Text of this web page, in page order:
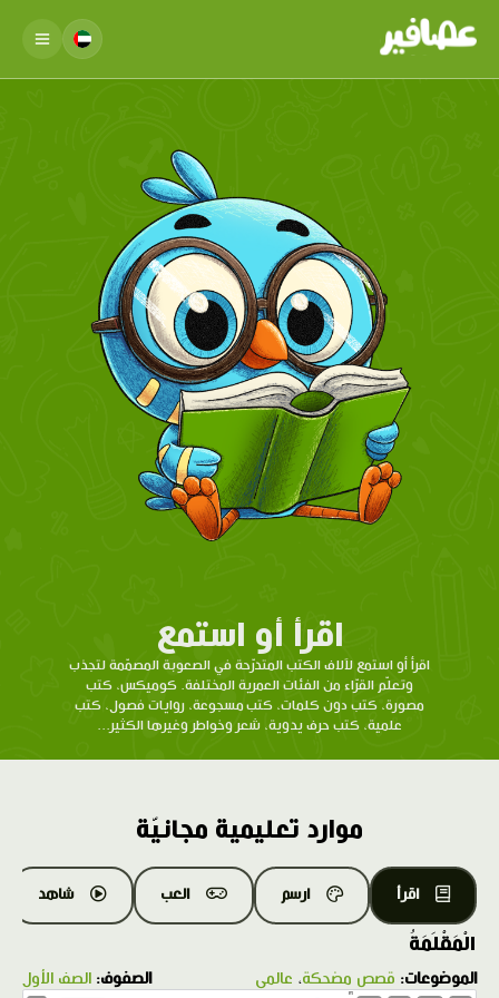
اقرأ أو استمع
اقرأ أو استمع لآلاف الكتب المتدرّحة في الصعوبة المصمّمة لتجذب
وتعلّم القرّاء من الفئات العمرية المختلفة. كوميكس، كتب
مصورة، كتب دون كلمات، كتب مسجوعة، روايات فصول، كتب
علمية، كتب حرف يدوية، شعر وخواطر وغيرها الكثير...
موارد تعليمية مجانيّة
اقرأ ارسم العب شاهد
الْمَقْلَمَةُ
الموضوعات: قصص مضحكة، عالمي الصفوف: الصف الأول